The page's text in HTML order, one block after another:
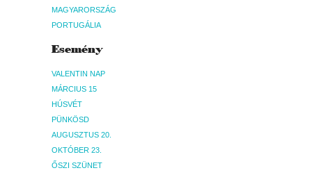
MAGYARORSZÁG
PORTUGÁLIA
Esemény
VALENTIN NAP
MÁRCIUS 15
HÚSVÉT
PÜNKÖSD
AUGUSZTUS 20.
OKTÓBER 23.
ŐSZI SZÜNET